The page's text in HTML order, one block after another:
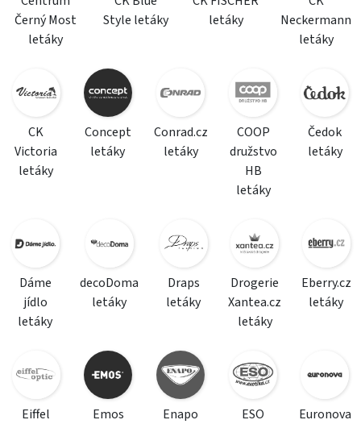
Černý Most
letáky
Style letáky
letáky
Neckermann
letáky
CK
Victoria
letáky
Concept
letáky
Conrad.cz
letáky
COOP
družstvo
HB
letáky
Čedok
letáky
Dáme
jídlo
letáky
decoDoma
letáky
Draps
letáky
Drogerie
Xantea.cz
letáky
Eberry.cz
letáky
Eiffel
Emos
Enapo
ESO
Euronova